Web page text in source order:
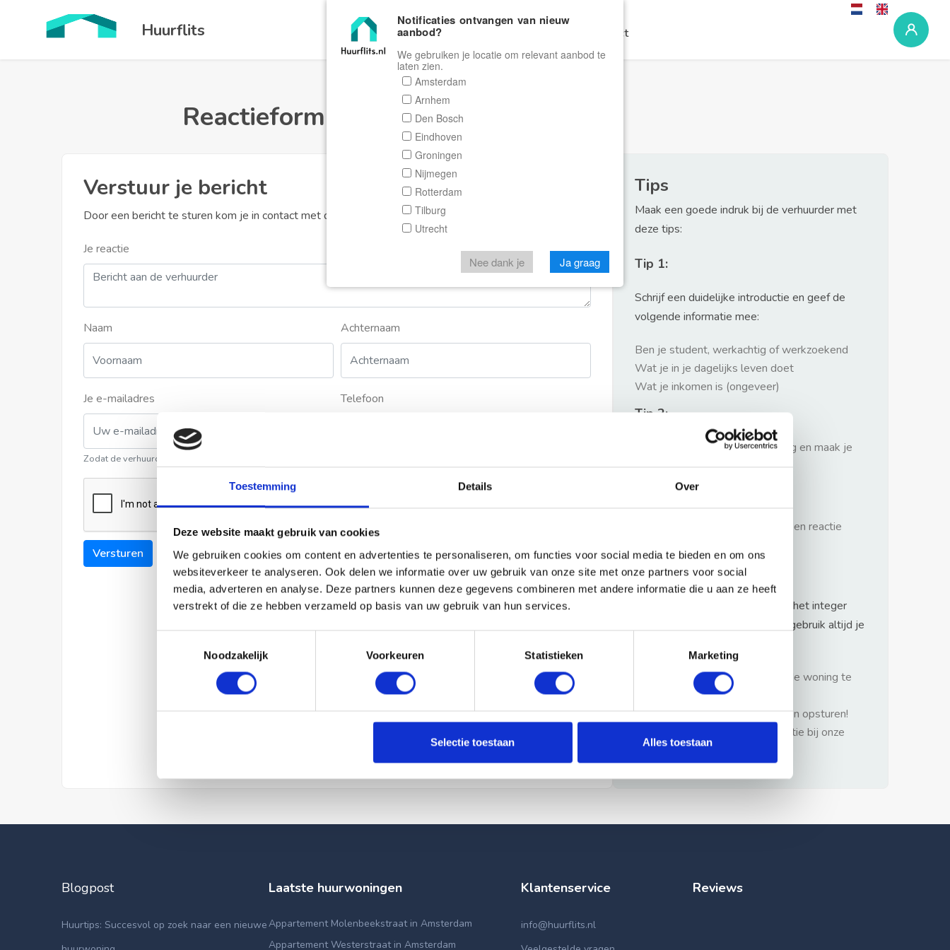
Toestemming Details Over
Deze website maakt gebruik van cookies
We gebruiken cookies om content en advertenties te personaliseren, om functies voor social media te bieden en om ons
websiteverkeer te analyseren. Ook delen we informatie over uw gebruik van onze site met onze partners voor social
media, adverteren en analyse. Deze partners kunnen deze gegevens combineren met andere informatie die u aan ze heeft
verstrekt of die ze hebben verzameld op basis van uw gebruik van hun services.
Noodzakelijk
Voorkeuren Statistieken Marketing
Selectie toestaan Alles toestaan
Huurflits Home Zoeken Contact
Reactieformulier Huurflits
Verstuur je bericht
Door een bericht te sturen kom je in contact met de aanbieder of makelaar van de woning.
Je reactie
Naam Achternaam
Je e-mailadres
Zodat de verhuurder contact met u kan opnemen
Telefoon
Versturen
Tips
Maak een goede indruk bij de verhuurder met
deze tips:
Tip 1:
Schrijf een duidelijke introductie en geef de
volgende informatie mee:
Ben je student, werkachtig of werkzoekend
Wat je in je dagelijks leven doet
Wat je inkomen is (ongeveer)
Tip 2:
Wees beleefd, niet te langdradig en maak je
verhaal kort
Wacht niet met reageren. Snel een reactie
Waarschuwing
Huurflits hecht veel waarde aan het integer
handelen van verhuurders maar gebruik altijd je
1: Nooit vooraf betalen zonder de woning te
hebben gezien.
2: Geen persoonlijke documenten opsturen!
3: Meld bij misbruik de advertentie bij onze
klantenservice.
Blogpost
Huurtips: Succesvol op zoek naar een nieuwe
Laatste huurwoningen
Appartement Molenbeekstraat in Amsterdam
Appartement Westerstraat in Amsterdam
Klantenservice
info@huurflits.nl
Reviews
Notificaties ontvangen van nieuw
aanbod?
We gebruiken je locatie om relevant aanbod te
laten zien.
Amsterdam
Arnhem
Den Bosch
Eindhoven
Groningen
Nijmegen
Rotterdam
Tilburg
Utrecht
Nee dank je Ja graag